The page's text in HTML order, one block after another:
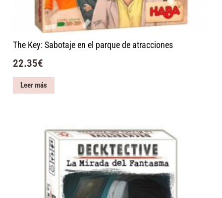
The Key: Sabotaje en el parque de atracciones
22.35€
Leer más